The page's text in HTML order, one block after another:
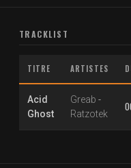
TRACKLIST
TITRE ARTISTES
Acid
Ghost
Greab -
Ratzotek